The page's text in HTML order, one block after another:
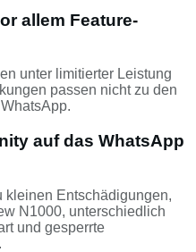
allem Feature-
unter limitierter Leistung
passen nicht zu den
auf das WhatsApp
kleinen Entschädigungen,
N1000, unterschiedlich
und gesperrte